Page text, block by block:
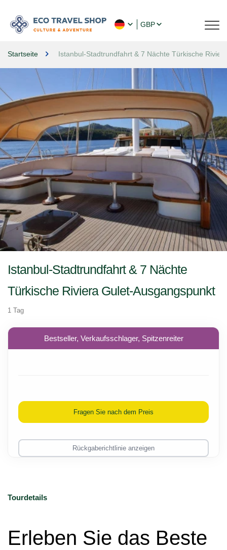
GBP
Startseite Istanbul-Stadtrundfahrt & 7 Nächte Türkische
Tourdetails
Erleben Sie das Beste
Istanbul-Stadtrundfahrt & 7 Nächte
Türkische Riviera Gulet-Ausgangspunkt
1 Tag
Bestseller, Verkaufsschlager, Spitzenreiter
Fragen Sie nach dem Preis
Rückgaberichtlinie anzeigen